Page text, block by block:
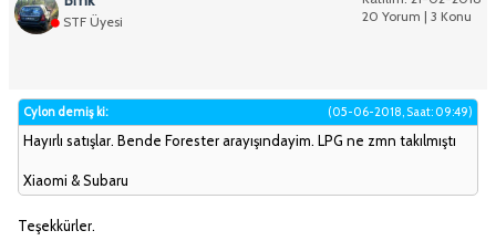
20 Yorum | 3 Konu
STF Üyesi
(05-06-2018, Saat: 09:49)
Cylon demiş ki:
Hayırlı satışlar. Bende Forester arayışındayim. LPG ne zmn takılmıştı
Xiaomi & Subaru
Teşekkürler.